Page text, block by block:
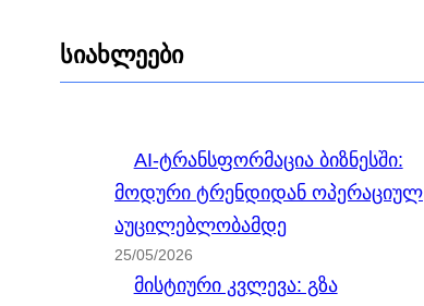
სიახლეები
AI-ტრანსფორმაცია ბიზნესში:
მოდური ტრენდიდან ოპერაციულ
აუცილებლობამდე
25/05/2026
მისტიური კვლევა: გზა